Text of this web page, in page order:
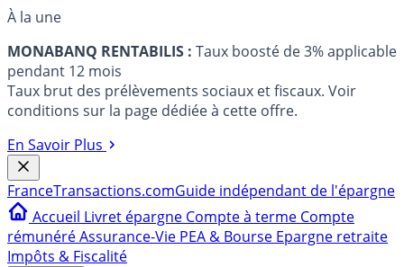
À la une
MONABANQ RENTABILIS : Taux boosté de 3% applicable
pendant 12 mois
Taux brut des prélèvements sociaux et fiscaux. Voir
conditions sur la page dédiée à cette offre.
En Savoir Plus
FranceTransactions.comGuide indépendant de l'épargne
Accueil Livret épargne Compte à terme Compte
rémunéréAssurance-Vie PEA & Bourse Epargne retraite
Impôts & Fiscalité